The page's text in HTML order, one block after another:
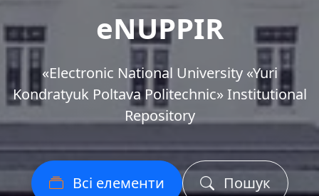
eNUPPIR
«Еlectronic National University «Yuri
Kondratyuk Poltava Politechnic» Institutional
Repository
Всі елементи Пошук